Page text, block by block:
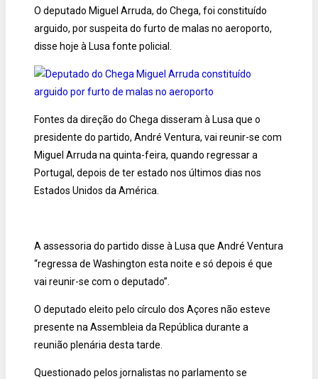
O deputado Miguel Arruda, do Chega, foi constituído
arguido, por suspeita do furto de malas no aeroporto,
disse hoje à Lusa fonte policial.
Fontes da direção do Chega disseram à Lusa que o
presidente do partido, André Ventura, vai reunir-se com
Miguel Arruda na quinta-feira, quando regressar a
Portugal, depois de ter estado nos últimos dias nos
Estados Unidos da América.
A assessoria do partido disse à Lusa que André Ventura
“regressa de Washington esta noite e só depois é que
vai reunir-se com o deputado”.
O deputado eleito pelo círculo dos Açores não esteve
presente na Assembleia da República durante a
reunião plenária desta tarde.
Questionado pelos jornalistas no parlamento se